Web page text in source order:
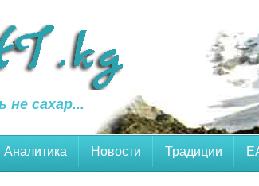
не сахар...
Аналитика Новости Традиции